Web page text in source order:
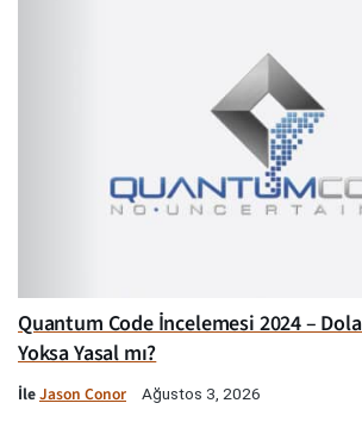
Quantum Code İncelemesi 2024 –
Yoksa Yasal mı?
İleJason Conor Ağustos 3, 2026